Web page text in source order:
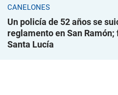
CANELONES
Un policía de 52 años se
reglamento en San
Santa Lucía